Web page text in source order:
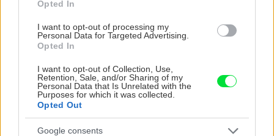
Opted In
I want to opt-out of processing my
Personal Data for Targeted Advertising.
Opted In
I want to opt-out of Collection, Use,
Retention, Sale, and/or Sharing of my
Personal Data that Is Unrelated with the
Purposes for which it was collected.
Opted Out
Google consents
Okrasná záhrada
iným bioodpadom?
Okrasná záhrada